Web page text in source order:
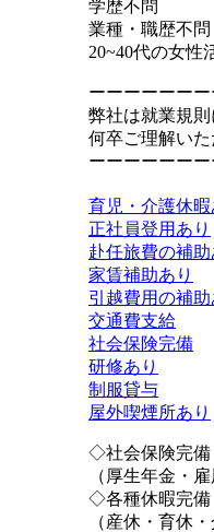
学歴不問
業種・職歴不問
20~40代の女性
ーーーーーー
弊社は就業規則
何卒ご理解いた
ーーーーーー
育児・介護休暇
正社員登用あり
赴任旅費の補助
家賃補助あり
引越費用の補助
交通費支給
社会保険完備
研修あり
制服貸与
屋外喫煙所あり
◇社会保険完備
（厚生年金・
◇各種休暇完備
（産休・育休